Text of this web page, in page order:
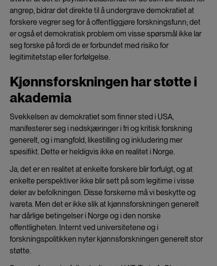
angrep, bidrar det direkte til å undergrave demokratiet at
forskere vegrer seg for å offentliggjøre forskningsfunn; det
er også et demokratisk problem om visse spørsmål ikke lar
seg forske på fordi de er forbundet med risiko for
legitimitetstap eller forfølgelse.
Kjønnsforskningen har støtte i
akademia
Svekkelsen av demokratiet som finner sted i USA,
manifesterer seg i nedskjæringer i fri og kritisk forskning
generelt, og i mangfold, likestilling og inkludering mer
spesifikt. Dette er heldigvis ikke en realitet i Norge.
Ja, det er en realitet at enkelte forskere blir forfulgt, og at
enkelte perspektiver ikke blir sett på som legitime i visse
deler av befolkningen. Disse forskerne må vi beskytte og
ivareta. Men det er ikke slik at kjønnsforskningen generelt
har dårlige betingelser i Norge og i den norske
offentligheten. Internt ved universitetene og i
forskningspolitikken nyter kjønnsforskningen generelt stor
støtte.